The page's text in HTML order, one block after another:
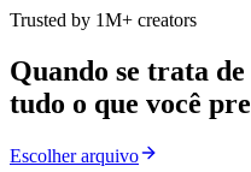
Trusted by 1M+ creators
Quando se trata
tudo o que você
Escolher arquivo